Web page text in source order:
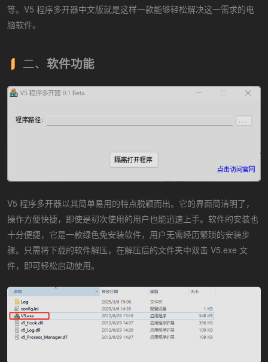
等。V5 程序多开器中文版就是这样一款能够轻松解决这一需求的电
脑软件。
二、 软件功能
V5 程序多开器以其简单易用的特点脱颖而出。它的界面简洁明了，
操作方便快捷，即使是初次使用的用户也能迅速上手。软件的安装也
十分便捷，它是一款绿色免安装软件，用户无需经历繁琐的安装步
骤。只需将下载的软件解压，在解压后的文件夹中双击 V5.exe 文
件，即可轻松启动使用。